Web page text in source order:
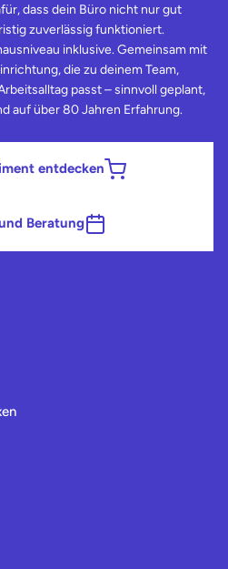
dass dein Büro nicht nur gut
zuverlässig funktioniert.
inklusive. Gemeinsam mit
die zu deinem Team,
passt – sinnvoll geplant,
auf über 80 Jahren Erfahrung.
entdecken
Beratung